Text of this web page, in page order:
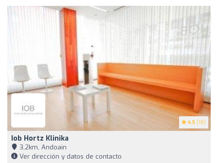
4.5 (18)
Iob Hortz Klinika
3,2km, Andoain
Ver dirección y datos de contacto